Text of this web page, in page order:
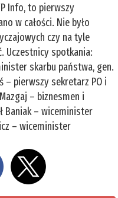
Info, to pierwszy
w całości. Nie było
czy na tyle
Uczestnicy spotkania:
skarbu państwa, gen.
– pierwszy sekretarz PO i
– biznesmen i
Baniak – wiceminister
– wiceminister